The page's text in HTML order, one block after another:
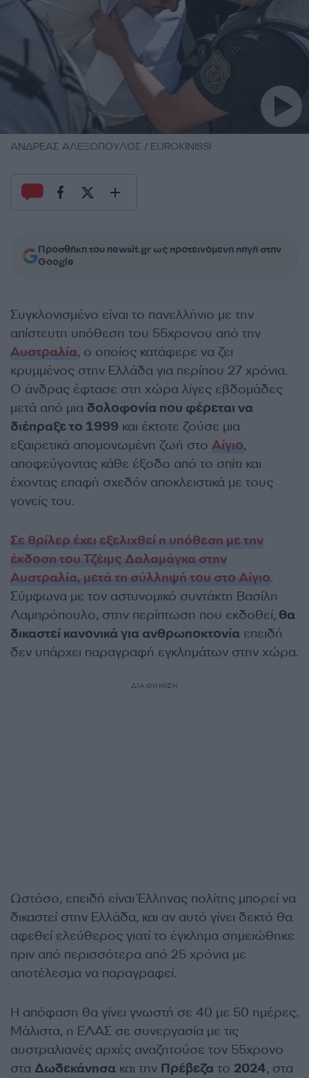
ΑΝΔΡΕΑΣ ΑΛΕΞΟΠΟΥΛΟΣ / EUROKINISSI
Προσθήκη του newsit.gr ως προτεινόμενη πηγή στην
Google
Συγκλονισμένο είναι το πανελλήνιο με την
απίστευτη υπόθεση του 55χρονου από την
Αυστραλία, ο οποίος κατάφερε να ζει
κρυμμένος στην Ελλάδα για περίπου 27 χρόνια.
Ο άνδρας έφτασε στη χώρα λίγες εβδομάδες
μετά από μια δολοφονία που φέρεται να
διέπραξε το 1999 και έκτοτε ζούσε μια
εξαιρετικά απομονωμένη ζωή στο Αίγιο,
αποφεύγοντας κάθε έξοδο από το σπίτι και
έχοντας επαφή σχεδόν αποκλειστικά με τους
γονείς του.
Σε θρίλερ έχει εξελιχθεί η υπόθεση με την
έκδοση του Τζέιμς Δαλαμάγκα στην
Αυστραλία, μετά τη σύλληψή του στο Αίγιο.
Σύμφωνα με τον αστυνομικό συντάκτη Βασίλη
Λαμπρόπουλο, στην περίπτωση που εκδοθεί, θα
δικαστεί κανονικά για ανθρωποκτονία επειδή
δεν υπάρχει παραγραφή εγκλημάτων στην χώρα.
ΔΙΑΦΗΜΙΣΗ
Ωστόσο, επειδή είναι Έλληνας πολίτης μπορεί να
δικαστεί στην Ελλάδα, και αν αυτό γίνει δεκτό θα
αφεθεί ελεύθερος γιατί το έγκλημα σημειώθηκε
πριν από περισσότερα από 25 χρόνια με
αποτέλεσμα να παραγραφεί.
Η απόφαση θα γίνει γνωστή σε 40 με 50 ημέρες.
Μάλιστα, η ΕΛΑΣ σε συνεργασία με τις
αυστραλιανές αρχές αναζητούσε τον 55χρονο
στα Δωδεκάνησα και την Πρέβεζα το 2024, στα